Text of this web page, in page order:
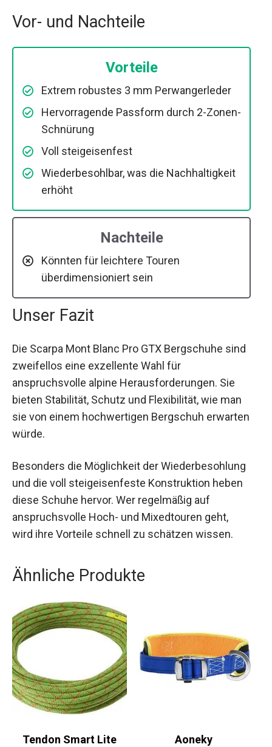
Vor- und Nachteile
Vorteile
Extrem robustes 3 mm Perwangerleder
Hervorragende Passform durch 2-Zonen-
Schnürung
Voll steigeisenfest
Wiederbesohlbar, was die Nachhaltigkeit
erhöht
Nachteile
Könnten für leichtere Touren
überdimensioniert sein
Unser Fazit
Die Scarpa Mont Blanc Pro GTX Bergschuhe sind
zweifellos eine exzellente Wahl für
anspruchsvolle alpine Herausforderungen. Sie
bieten Stabilität, Schutz und Flexibilität, wie man
sie von einem hochwertigen Bergschuh erwarten
würde.
Besonders die Möglichkeit der Wiederbesohlung
und die voll steigeisenfeste Konstruktion heben
diese Schuhe hervor. Wer regelmäßig auf
anspruchsvolle Hoch- und Mixedtouren geht,
wird ihre Vorteile schnell zu schätzen wissen.
Ähnliche Produkte
Tendon Smart Lite
Aoneky